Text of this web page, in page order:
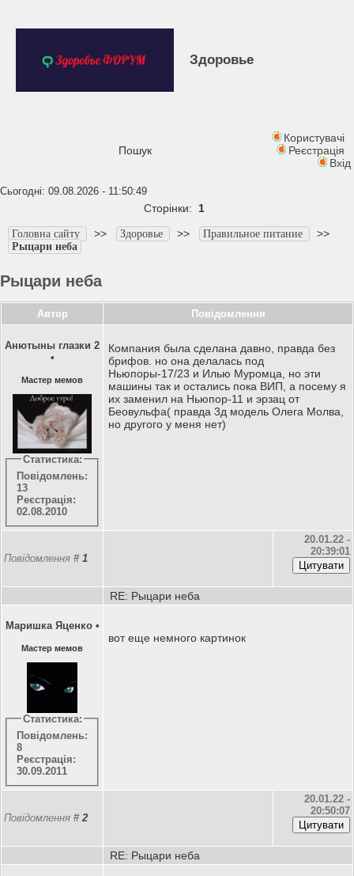
Здоровье
Пошук
Користувачі
Реєстрація
Вхід
Сьогодні: 09.08.2026 - 11:50:49
Сторінки: 1
Головна сайту >> Здоровье >> Правильное питание >>
Рыцари неба
Рыцари неба
Автор Повідомлення
Анютыны глазки 2
•
Мастер мемов
Статистика:
Повідомлень:
13
Реєстрація:
02.08.2010
Компания была сделана давно, правда без
брифов. но она делалась под
Ньюпоры-17/23 и Илью Муромца, но эти
машины так и остались пока ВИП, а посему я
их заменил на Ньюпор-11 и эрзац от
Беовульфа( правда 3д модель Олега Молва,
но другого у меня нет)
Повідомлення # 1
20.01.22 -
20:39:01
RE: Рыцари неба
Маришка Яценко •
Мастер мемов
Статистика:
Повідомлень:
8
Реєстрація:
30.09.2011
вот еще немного картинок
Повідомлення # 2
20.01.22 -
20:50:07
RE: Рыцари неба